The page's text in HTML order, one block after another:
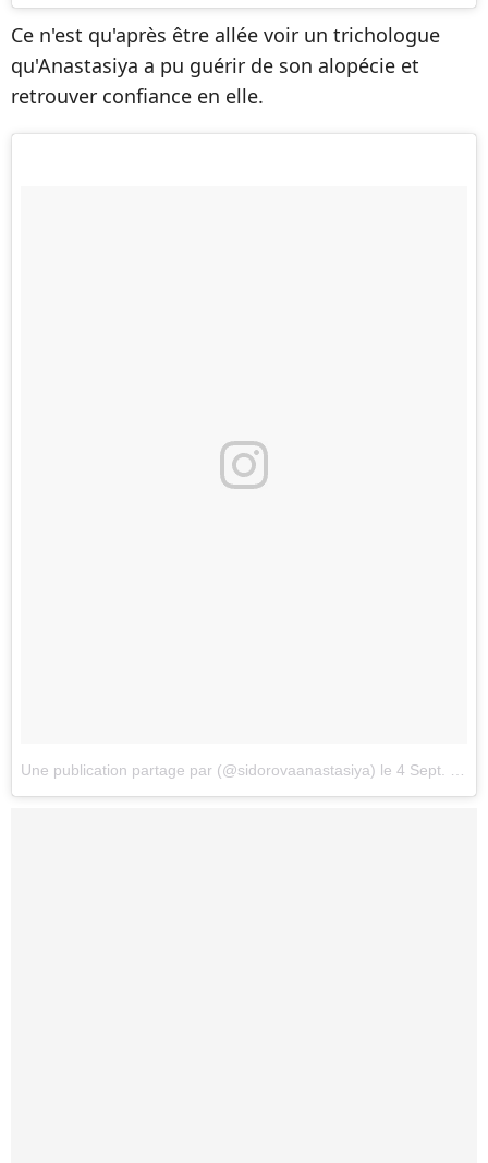
Ce n'est qu'après être allée voir un trichologue
qu'Anastasiya a pu guérir de son alopécie et
retrouver confiance en elle.
Une publication partage par (@sidorovaanastasiya) le 4 Sept. 2017 2h36 PDT